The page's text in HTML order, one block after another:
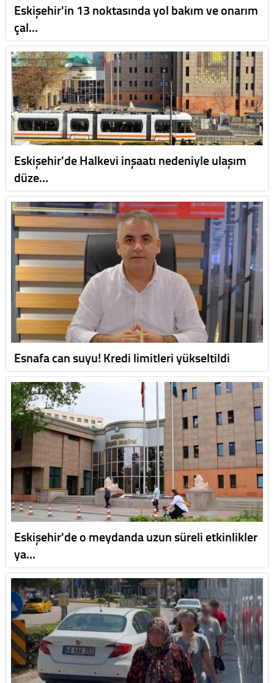
Eskişehir'in 13 noktasında yol bakım ve onarım
çal…
Eskişehir'de Halkevi inşaatı nedeniyle ulaşım
düze…
Esnafa can suyu! Kredi limitleri yükseltildi
Eskişehir'de o meydanda uzun süreli etkinlikler
ya…